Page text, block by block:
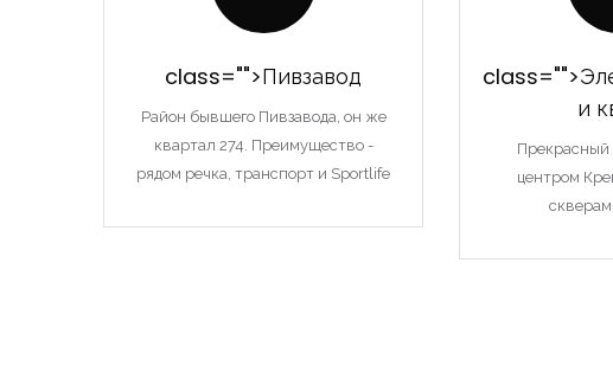
class="">Пивзавод
Район бывшего Пивзавода, он же
квартал 274. Преимущество -
рядом речка, транспорт и Sportlife
и
Прекрасный
центром